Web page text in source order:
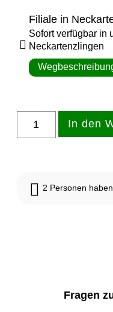
Filiale in
Sofort verfügbar in
Neckartenzlingen
In den
2 Personen
Fragen